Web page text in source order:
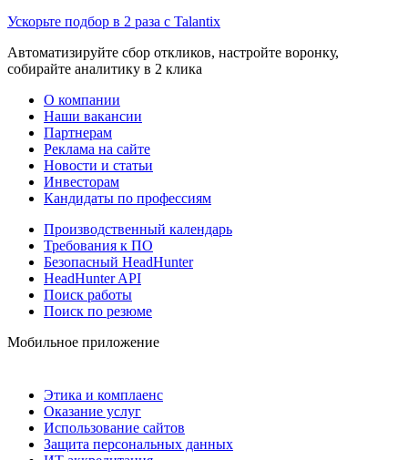
Ускорьте подбор в 2 раза с Talantix
Автоматизируйте сбор откликов, настройте воронку,
собирайте аналитику в 2 клика
О компании
Наши вакансии
Партнерам
Реклама на сайте
Новости и статьи
Инвесторам
Кандидаты по профессиям
Производственный календарь
Требования к ПО
Безопасный HeadHunter
HeadHunter API
Поиск работы
Поиск по резюме
Мобильное приложение
Этика и комплаенс
Оказание услуг
Использование сайтов
Защита персональных данных